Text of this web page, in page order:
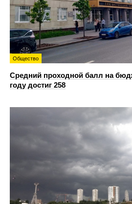
Общество
Средний проходной балл на
году достиг 258